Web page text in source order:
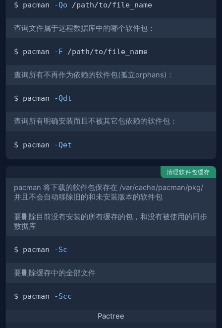
$ pacman -Qo
查询文件属于远程数据库中的哪个软件包：
$ pacman -F
查询所有不再作为依赖的软件包(孤立orphans)：
$ pacman -Qdt
查询所有明确安装而且不被其它包依赖的软件包：
$ pacman -Qet
清理软件包缓存
pacman 将下载的软件包保存在 /var/cache/pacman/pkg/
并且不会自动移除旧的和未安装版本的软件包
要删除目前没有安装的所有缓存的包，和没有被使用的同步
数据库
$ pacman -Sc
要删除缓存中的全部文件
$ pacman -Scc
Pactree